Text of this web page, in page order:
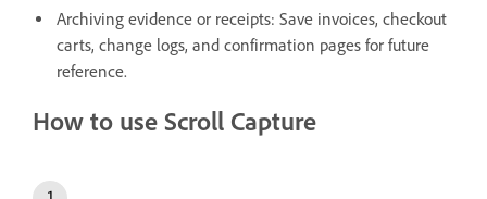
Archiving evidence or receipts: Save invoices, checkout
carts, change logs, and confirmation pages for future
reference.
How to use Scroll Capture